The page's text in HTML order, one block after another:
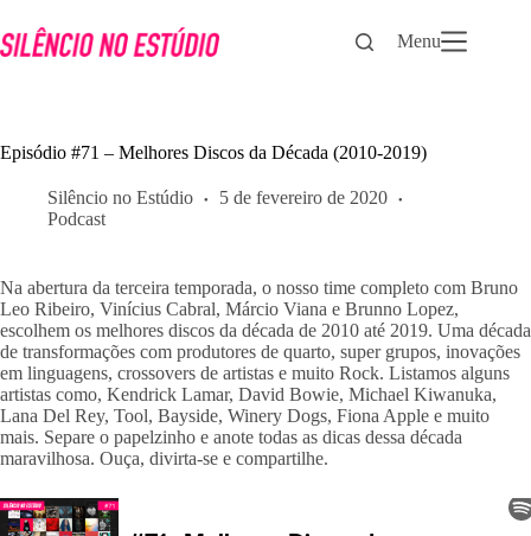
para
o
Menu
Episódio #71 – Melhores Discos da Década (2010-2019)
Silêncio no Estúdio
5 de fevereiro de 2020
Podcast
Na abertura da terceira temporada, o nosso time completo com Bruno
Leo Ribeiro, Vinícius Cabral, Márcio Viana e Brunno Lopez,
escolhem os melhores discos da década de 2010 até 2019. Uma década
de transformações com produtores de quarto, super grupos, inovações
em linguagens, crossovers de artistas e muito Rock. Listamos alguns
artistas como, Kendrick Lamar, David Bowie, Michael Kiwanuka,
Lana Del Rey, Tool, Bayside, Winery Dogs, Fiona Apple e muito
mais. Separe o papelzinho e anote todas as dicas dessa década
maravilhosa. Ouça, divirta-se e compartilhe.